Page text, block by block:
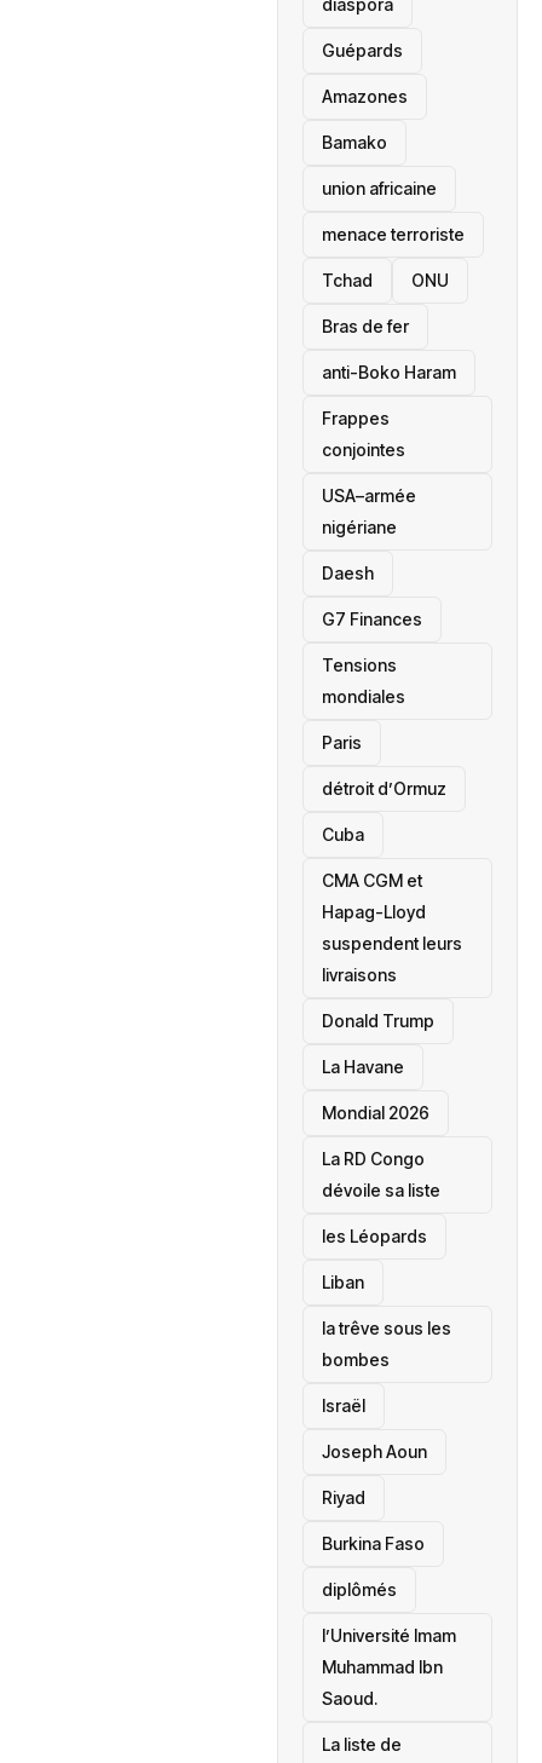
Guépards
Amazones
Bamako
union africaine
menace terroriste
‎Tchad ONU
Bras de fer
anti-Boko Haram
Frappes
conjointes
USA–armée
nigériane
Daesh
‎G7 Finances
Tensions
mondiales
Paris
détroit d’Ormuz
‎Cuba
CMA CGM et
Hapag-Lloyd
suspendent leurs
livraisons
Donald Trump
La Havane
Mondial 2026
La RD Congo
dévoile sa liste
les Léopards
‎Liban
la trêve sous les
bombes
Israël
Joseph Aoun
Riyad
Burkina Faso
diplômés
l’Université Imam
Muhammad Ibn
Saoud.
‎La liste de